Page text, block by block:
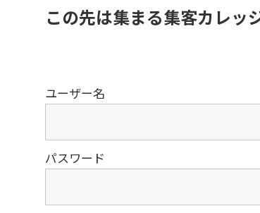
この先は集まる集客カレッ
ユーザー名
パスワード